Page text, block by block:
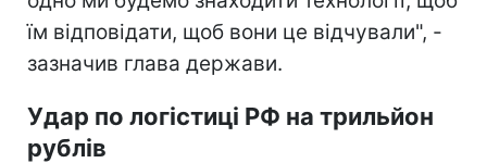
їм відповідати, щоб вони це відчували", -
зазначив глава держави.
Удар по логістиці РФ на трильйон
рублів